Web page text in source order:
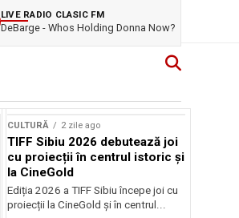
LIVE RADIO CLASIC FM
DeBarge - Whos Holding Donna Now?
CULTURĂ 2 zile ago
TIFF Sibiu 2026 debutează joi
cu proiecții în centrul istoric și
la CineGold
Ediția 2026 a TIFF Sibiu începe joi cu
proiecții la CineGold și în centrul...